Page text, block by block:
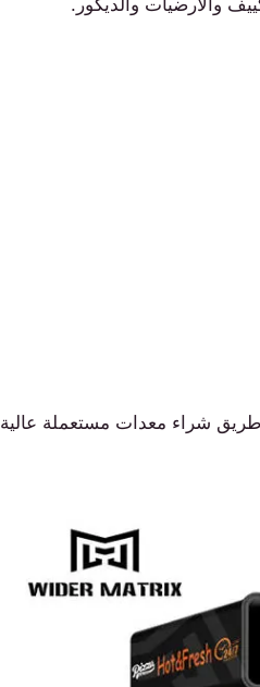
والأرضيات والديكور.
توفير عن طريق شراء معدات مستعملة عالية